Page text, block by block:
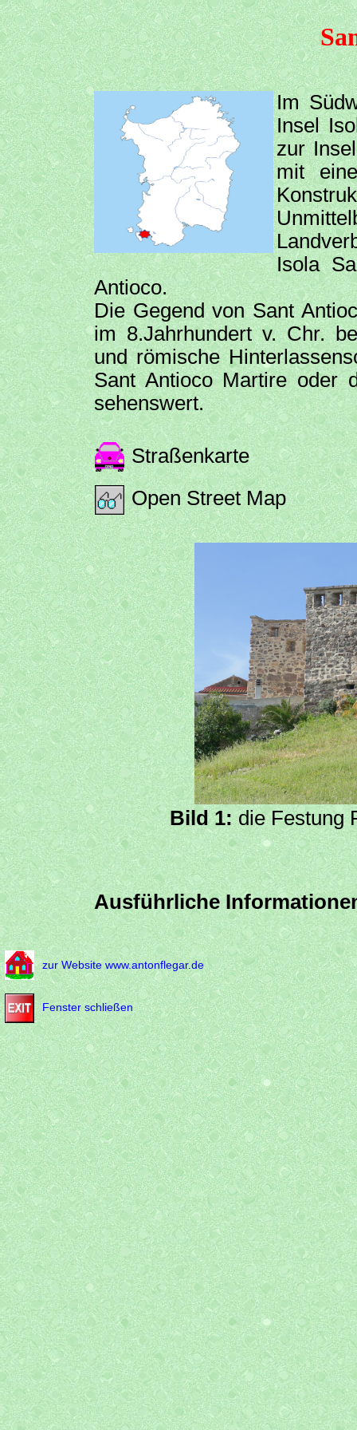
Im
Insel
zur
mit
Isola
Antioco.
Die Gegend von Sant
im 8.Jahrhundert v. Chr.
und römische
Sant Antioco Martire oder
sehenswert.
Straßenkarte
Open Street Map
Bild 1:die Festung
Ausführliche
zur Website www.antonflegar.de
Fenster schließen